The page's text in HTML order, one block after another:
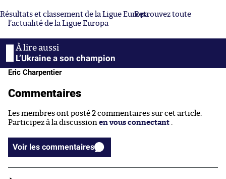
Résultats et classement de la Ligue EuropaRetrouvez toute
l’actualité de la Ligue Europa
L’Ukraine a son champion
Eric Charpentier
Commentaires
Les membres ont posté 2 commentaires sur cet article.
Participez à la discussion en vous connectant .
Voir les commentaires